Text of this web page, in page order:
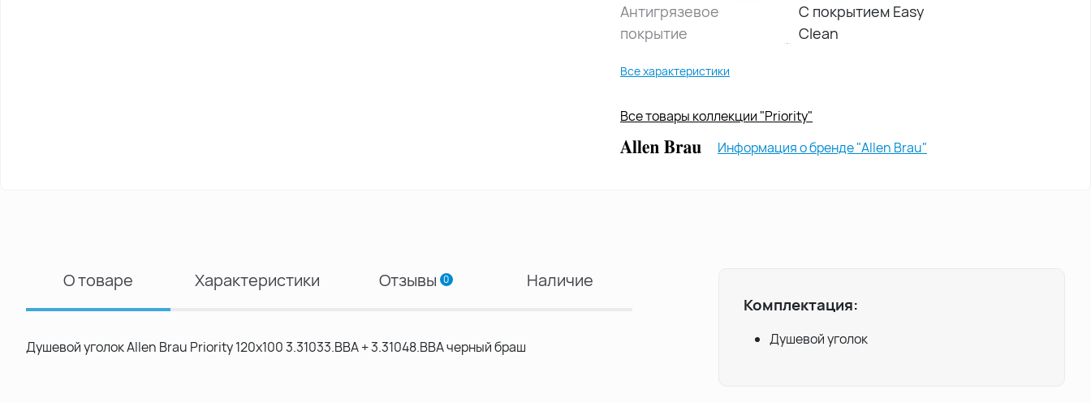
Антигрязевое
покрытие
С покрытием Easy
Clean
Все характеристики
Все товары коллекции "Priority"
Информация о бренде "Allen Brau"
О товаре Характеристики Отзывы 0 Наличие
Душевой уголок Allen Brau Priority 120x100 3.31033.BBA + 3.31048.BBA черный браш
Комплектация:
Душевой уголок